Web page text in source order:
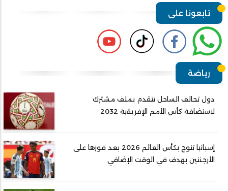
تابعونا على
رياضة
دول تحالف الساحل تتقدم بملف مشترك
لاستضافة كأس الأمم الإفريقية 2032
إسبانيا تتوج بكأس العالم 2026 بعد فوزها على
الأرجنتين بهدف في الوقت الإضافي